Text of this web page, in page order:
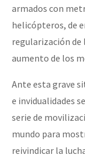
COVID-19
Eventos
armados con
helicópteros, de
regularización de
aumento de los
Ante esta grave
e invidualidades
serie de
mundo para
reivindicar la